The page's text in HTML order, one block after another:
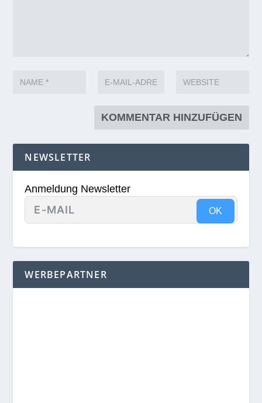
NEWSLETTER
Anmeldung Newsletter
OK
WERBEPARTNER